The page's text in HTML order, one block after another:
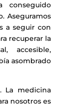
Aseguramos
a seguir con
recuperar la
accesible,
asombrado
La medicina
nosotros es